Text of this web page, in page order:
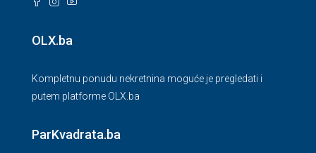
OLX.ba
Kompletnu ponudu nekretnina moguće je pregledati i
putem platforme OLX.ba
ParKvadrata.ba